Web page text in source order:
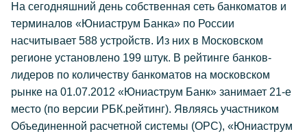
На сегодняшний день собственная сеть банкоматов и
терминалов «Юниаструм Банка» по России
насчитывает 588 устройств. Из них в Московском
регионе установлено 199 штук. В рейтинге банков-
лидеров по количеству банкоматов на московском
рынке на 01.07.2012 «Юниаструм Банк» занимает 21-е
место (по версии РБК.рейтинг). Являясь участником
Объединенной расчетной системы (ОРС), «Юниаструм